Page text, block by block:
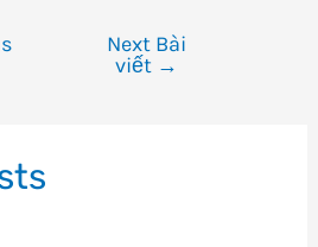
Next Bài
viết →